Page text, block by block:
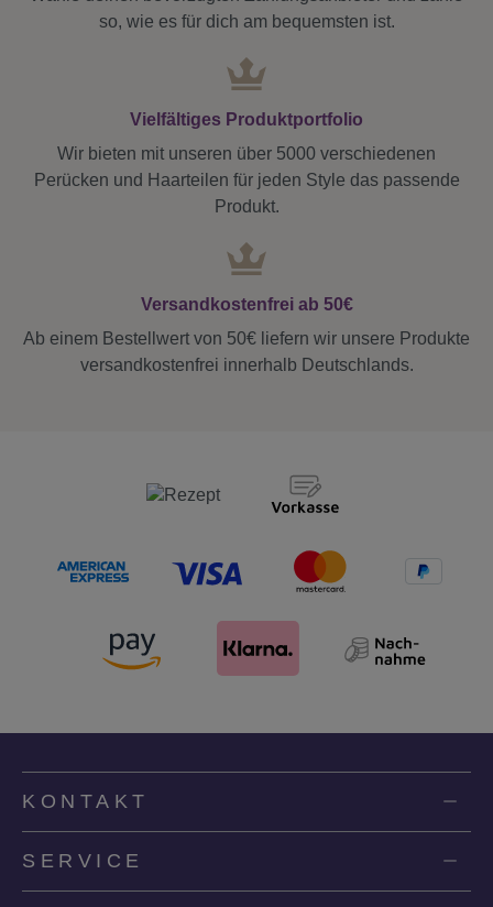
so, wie es für dich am bequemsten ist.
Vielfältiges Produktportfolio
Wir bieten mit unseren über 5000 verschiedenen
Perücken und Haarteilen für jeden Style das passende
Produkt.
Versandkostenfrei ab 50€
Ab einem Bestellwert von 50€ liefern wir unsere Produkte
versandkostenfrei innerhalb Deutschlands.
KONTAKT
SERVICE